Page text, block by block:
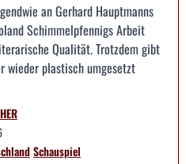
an Gerhard Hauptmanns
Schimmelpfennigs Arbeit
Qualität. Trotzdem gibt
wieder plastisch umgesetzt
Schauspiel